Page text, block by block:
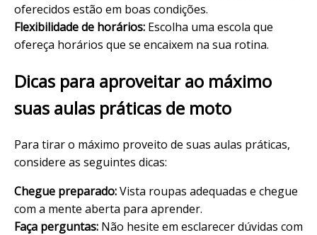
oferecidos estão em boas condições.
Flexibilidade de horários: Escolha uma escola que
ofereça horários que se encaixem na sua rotina.
Dicas para aproveitar ao máximo
suas aulas práticas de moto
Para tirar o máximo proveito de suas aulas práticas,
considere as seguintes dicas:
Chegue preparado:Vista roupas adequadas e chegue
com a mente aberta para aprender.
Faça perguntas: Não hesite em esclarecer dúvidas com